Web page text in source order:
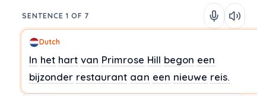
SENTENCE 1 OF 7
Dutch
In het hart van Primrose Hill begon een
bijzonder restaurant aan een nieuwe reis.